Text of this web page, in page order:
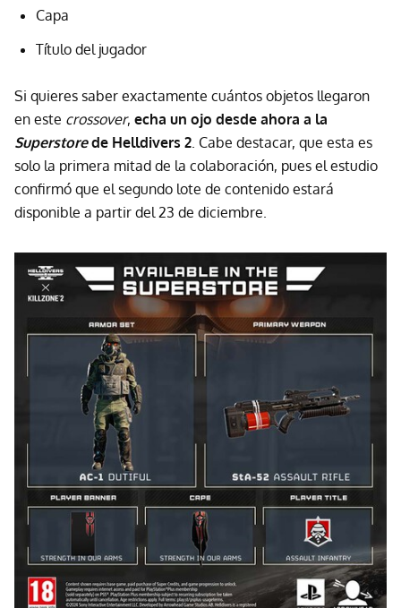
Capa
Título del jugador
Si quieres saber exactamente cuántos objetos llegaron
en este crossover, echa un ojo desde ahora a la
Superstorede Helldivers 2. Cabe destacar, que esta es
solo la primera mitad de la colaboración, pues el estudio
confirmó que el segundo lote de contenido estará
disponible a partir del 23 de diciembre.